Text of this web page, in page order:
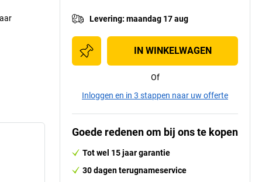
Levering: maandag 17 aug
IN WINKELWAGEN
Of
Inloggen en in 3 stappen naar uw offerte
Goede redenen om bij ons te kopen
Tot wel 15 jaar garantie
30 dagen terugnameservice